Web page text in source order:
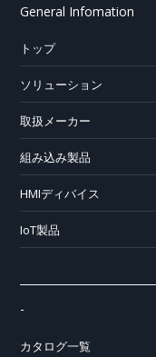
General Infomation
トップ
ソリューション
取扱メーカー
組み込み製品
HMIディバイス
IoT製品
-
カタログ一覧